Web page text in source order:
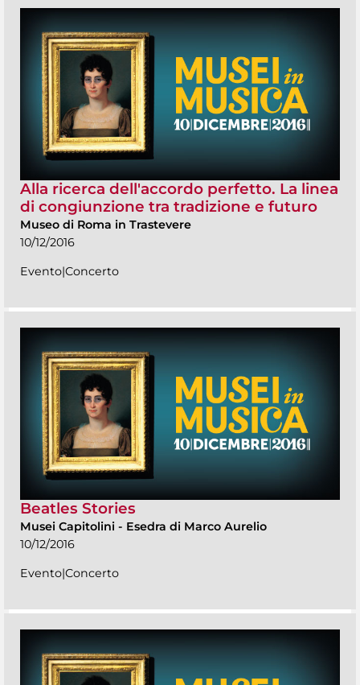
Alla ricerca dell'accordo perfetto. La linea
di congiunzione tra tradizione e futuro
Museo di Roma in Trastevere
10/12/2016
Evento|Concerto
Beatles Stories
Musei Capitolini - Esedra di Marco Aurelio
10/12/2016
Evento|Concerto